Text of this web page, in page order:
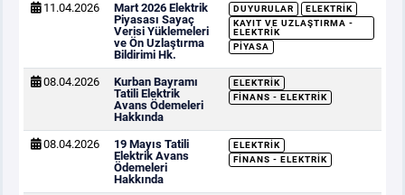
11.04.2026
Mart 2026 Elektrik
Piyasası Sayaç
Verisi Yüklemeleri
ve Ön Uzlaştırma
Bildirimi Hk.
DUYURULAR
ELEKTRIK
KAYIT VE UZLAŞTIRMA -
ELEKTRIK
PIYASA
08.04.2026
Kurban Bayramı
Tatili Elektrik
Avans Ödemeleri
Hakkında
ELEKTRIK
FINANS - ELEKTRIK
08.04.2026
19 Mayıs Tatili
Elektrik Avans
Ödemeleri
Hakkında
ELEKTRIK
FINANS - ELEKTRIK